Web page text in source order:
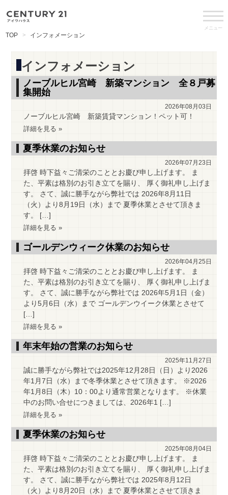
メニュー
TOP インフォメーション
インフォメーション
ノーブルヒル宮崎 新築マンション 全８戸募
集開始
2026年08月03日
ノーブルヒル宮崎 新築賃貸マンション！ペット可！
詳細を見る »
夏季休業のお知らせ
2026年07月23日
拝啓 時下益々ご清栄のこととお慶び申し上げます。 ま
た、平素は格別のお引き立てを賜り、 厚く御礼申し上げま
す。 さて、誠に勝手ながら弊社では 2026年8月11日
（火）より8月19日（水）まで 夏季休業とさせて頂きま
す。 […]
詳細を見る »
ゴールデンウィーク休業のお知らせ
2026年04月25日
拝啓 時下益々ご清栄のこととお慶び申し上げます。 ま
た、平素は格別のお引き立てを賜り、 厚く御礼申し上げま
す。 さて、誠に勝手ながら弊社では 2026年5月1日（金）
より5月6日（水）まで ゴールデンウイーク休業とさせて
[…]
詳細を見る »
年末年始の営業のお知らせ
2025年11月27日
誠に勝手ながら弊社では2025年12月28日（日）より2026
年1月7日（水）まで冬季休業とさせて頂きます。 ※2026
年1月8日（木）10：00より通常営業となります。 ※休業
中のお問い合せにつきましては、2026年1 […]
詳細を見る »
夏季休業のお知らせ
2025年08月04日
拝啓 時下益々ご清栄のこととお慶び申し上げます。 ま
た、平素は格別のお引き立てを賜り、 厚く御礼申し上げま
す。 さて、誠に勝手ながら弊社では 2025年8月12日
（火）より8月20日（水）まで 夏季休業とさせて頂きま